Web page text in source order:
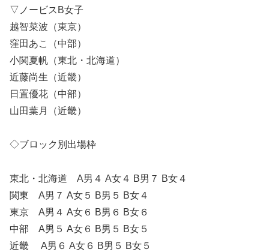
▽ノービスB女子
越智菜波（東京）
窪田あこ（中部）
小関夏帆（東北・北海道）
近藤尚生（近畿）
日置優花（中部）
山田葉月（近畿）
◇ブロック別出場枠
東北・北海道 A男４ A女４ B男７ B女４
関東 A男７ A女５ B男５ B女４
東京 A男４ A女６ B男６ B女６
中部 A男５ A女６ B男５ B女５
近畿 A男６ A女６ B男５ B女５